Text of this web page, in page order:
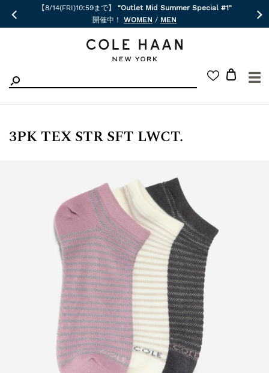
【8/14(FRI)10:59まで】
"Outlet Mid Summer Special #1"
開催中！ WOMEN / MEN
☰
3PK TEX STR SFT LWCT.